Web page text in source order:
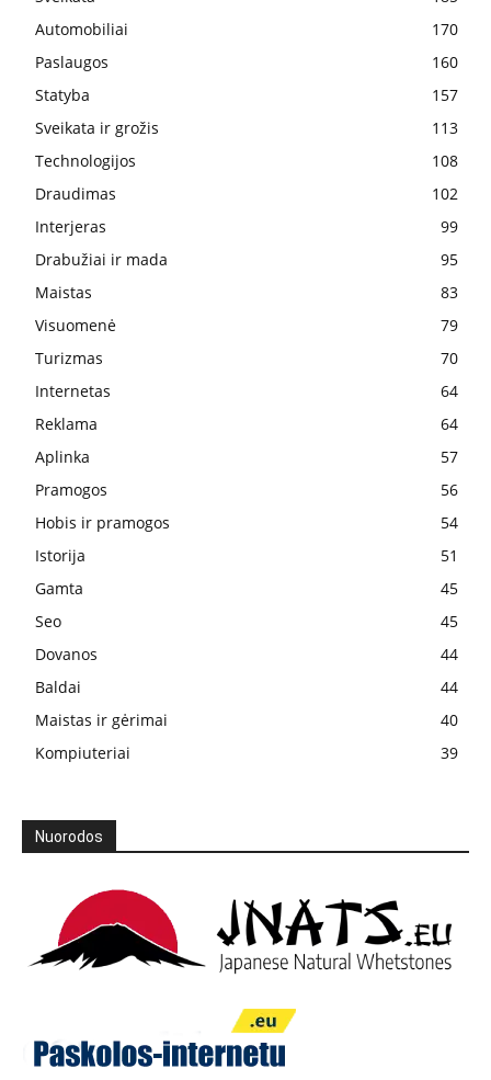
Automobiliai
170
Paslaugos
160
Statyba
157
Sveikata ir grožis
113
Technologijos
108
Draudimas
102
Interjeras
99
Drabužiai ir mada
95
Maistas
83
Visuomenė
79
Turizmas
70
Internetas
64
Reklama
64
Aplinka
57
Pramogos
56
Hobis ir pramogos
54
Istorija
51
Gamta
45
Seo
45
Dovanos
44
Baldai
44
Maistas ir gėrimai
40
Kompiuteriai
39
Nuorodos